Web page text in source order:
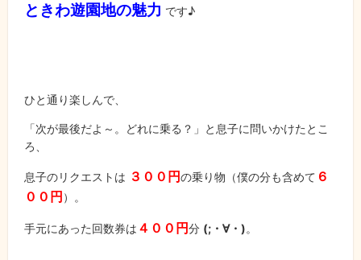
ときわ遊園地の魅力 です♪
ひと通り楽しんで、
「次が最後だよ～。どれに乗る？」と息子に問いかけたとこ
ろ、
息子のリクエストは ３００円の乗り物（僕の分も含めて ６
００円 ）。
手元にあった回数券は ４００円分 (;・∀・)。